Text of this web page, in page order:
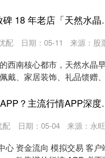
中盛投资 重庆水晶 ——
日期：05-11 来源：股
配
西南核心都市，天然水晶
戴、家居装饰、礼品馈赠
涨上策
日期：05-04 来源：永
配
心 资金流向 模拟交易 客